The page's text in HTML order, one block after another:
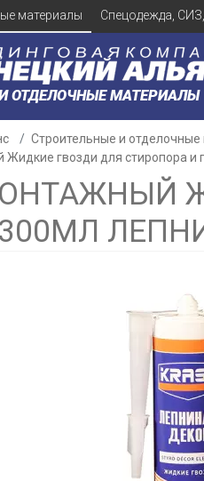
материалы Спецодежда,
ОТДЕЛОЧНЫЕ МАТЕРИАЛЫ
Строительные и
Жидкие гвозди для стиропора
на